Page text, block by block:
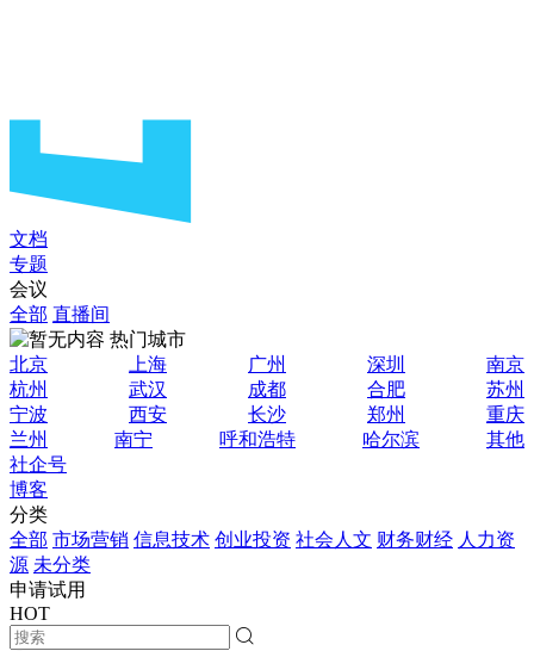
文档
专题
会议
全部 直播间
热门城市
北京
上海 广州 深圳
南京
杭州
武汉 成都 合肥
苏州
宁波
西安 长沙 郑州
重庆
兰州
南宁 呼和浩特 哈尔滨
其他
社企号
博客
分类
全部 市场营销 信息技术 创业投资 社会人文 财务财经 人力资
源 未分类
申请试用
HOT